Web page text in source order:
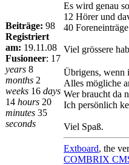
Beiträge: 98
Registriert
am: 19.11.08
Fusioneer: 17
years 8
months 2
weeks 16 days
14 hours 20
minutes 35
seconds
Es wird genau
12 Hörer und
40
Viel grössere
Übrigens, wenn
Alles mögliche
Wer braucht da
Ich persönlich
Viel Spaß.
Extboard, the
COMBRIX